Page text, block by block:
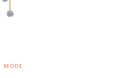
MODE